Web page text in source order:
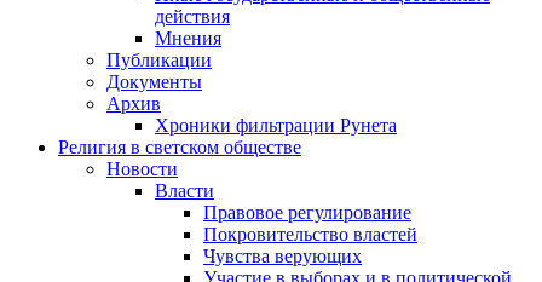
действия
Мнения
Публикации
Документы
Архив
Хроники фильтрации Рунета
Религия в светском обществе
Новости
Власти
Правовое регулирование
Покровительство властей
Чувства верующих
Участие в выборах и в политической